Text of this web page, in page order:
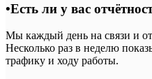
•Есть ли у вас
Мы каждый день на связи и
Несколько раз в неделю
трафику и ходу работы.